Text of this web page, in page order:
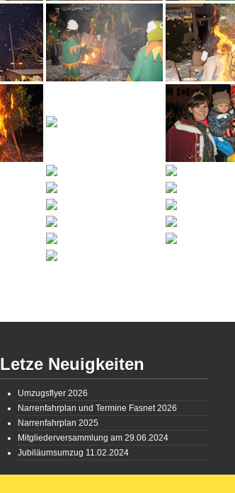
Letze Neuigkeiten
Umzugsflyer 2026
Narrenfahrplan und Termine Fasnet 2026
Narrenfahrplan 2025
Mitgliederversammlung am 29.06.2024
Jubiläumsumzug 11.02.2024